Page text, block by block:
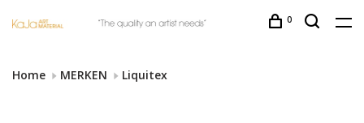
0
Home MERKEN Liquitex